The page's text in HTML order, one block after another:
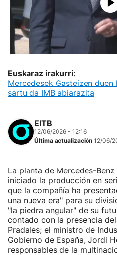
Euskaraz irakurri:
Mercedesek Gasteizen
sartu da IMB abiarazita
EITB
12/06/2026 - 12:16
Última actualización 12/06/
La planta de Mercedes-
iniciado la producción en
que la compañía ha
una nueva era" para su
"la piedra angular" de su
contado con la presencia
Pradales; el ministro de
Gobierno de España, Jordi
responsables de la